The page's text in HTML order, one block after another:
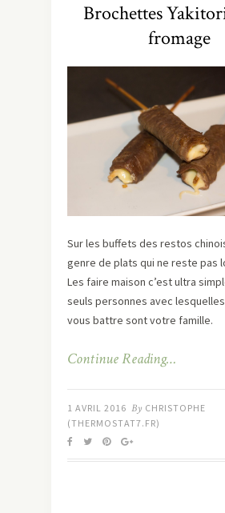
Brochettes
fromage
Sur les buffets des restos
genre de plats qui ne reste pas
Les faire maison c’est ultra
seuls personnes avec
vous battre sont votre famille.
Continue Reading…
1 AVRIL 2016 By CHRISTOPHE
(THERMOSTAT7.FR)